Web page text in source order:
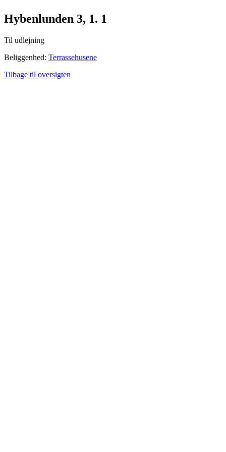
Hybenlunden 3, 1. 1
Til udlejning
Beliggenhed: Terrassehusene
Tilbage til oversigten